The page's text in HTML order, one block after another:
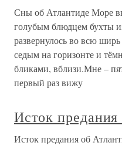
Сны об Атлантиде Море
голубым блюдцем бухты
развернулось во всю
седым на горизонте и
бликами, вблизи.Мне –
первый раз вижу
Исток
Исток предания об